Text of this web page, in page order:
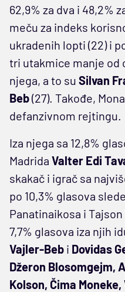
62,9% za dva i 48,2%
meču za indeks
ukradenih lopti (22) i
tri utakmice manje od
njega, a to su Silvan
Beb(27). Takođe,
defanzivnom rejtingu.
Iza njega sa 12,8%
Madrida Valter Edi
skakač i igrač sa
po 10,3% glasova
Panatinaikosa i
7,7% glasova iza njih
Vajler-Beb i Dovidas
Džeron Blosomgejm,
Kolson, Čima